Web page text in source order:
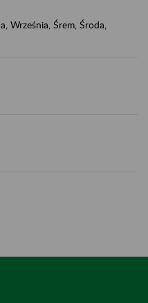
Września, Śrem, Środa,